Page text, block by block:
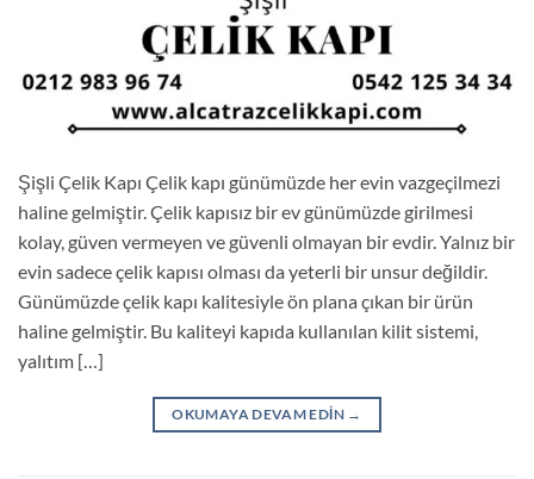
Şişli Çelik Kapı Çelik kapı günümüzde her evin vazgeçilmezi
haline gelmiştir. Çelik kapısız bir ev günümüzde girilmesi
kolay, güven vermeyen ve güvenli olmayan bir evdir. Yalnız bir
evin sadece çelik kapısı olması da yeterli bir unsur değildir.
Günümüzde çelik kapı kalitesiyle ön plana çıkan bir ürün
haline gelmiştir. Bu kaliteyi kapıda kullanılan kilit sistemi,
yalıtım […]
OKUMAYA DEVAM EDIN →